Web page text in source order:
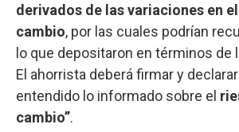
derivados de las variaciones en
cambio, por las cuales podrían
lo que depositaron en términos de
El ahorrista deberá firmar y
entendido lo informado sobre el
cambio”.